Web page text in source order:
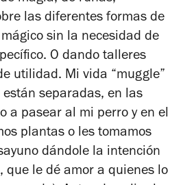
las diferentes formas de
sin la necesidad de
O dando talleres
utilidad. Mi vida “muggle”
separadas, en las
a pasear al mi perro y en el
plantas o les tomamos
dándole la intención
que le dé amor a quienes lo